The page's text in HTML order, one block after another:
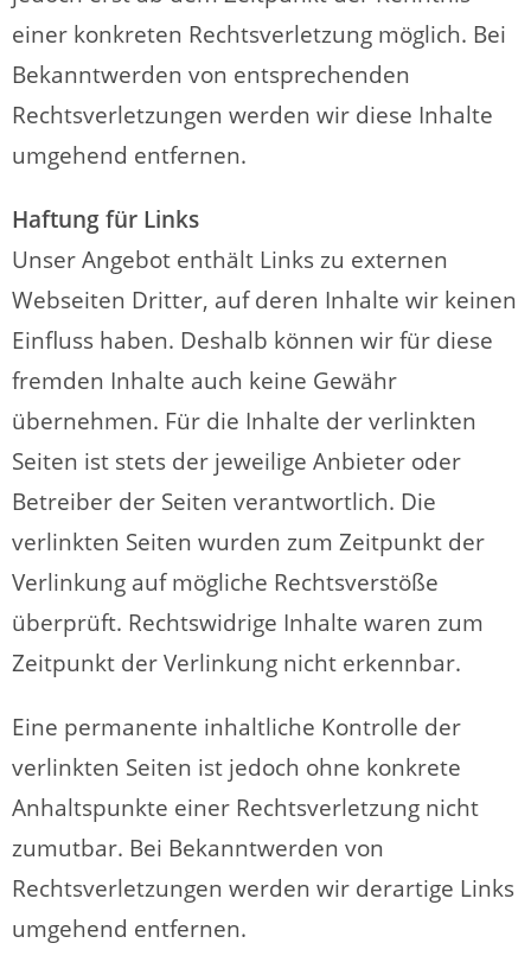
einer konkreten Rechtsverletzung möglich. Bei
Bekanntwerden von entsprechenden
Rechtsverletzungen werden wir diese Inhalte
umgehend entfernen.
Haftung für Links
Unser Angebot enthält Links zu externen
Webseiten Dritter, auf deren Inhalte wir keinen
Einfluss haben. Deshalb können wir für diese
fremden Inhalte auch keine Gewähr
übernehmen. Für die Inhalte der verlinkten
Seiten ist stets der jeweilige Anbieter oder
Betreiber der Seiten verantwortlich. Die
verlinkten Seiten wurden zum Zeitpunkt der
Verlinkung auf mögliche Rechtsverstöße
überprüft. Rechtswidrige Inhalte waren zum
Zeitpunkt der Verlinkung nicht erkennbar.
Eine permanente inhaltliche Kontrolle der
verlinkten Seiten ist jedoch ohne konkrete
Anhaltspunkte einer Rechtsverletzung nicht
zumutbar. Bei Bekanntwerden von
Rechtsverletzungen werden wir derartige Links
umgehend entfernen.